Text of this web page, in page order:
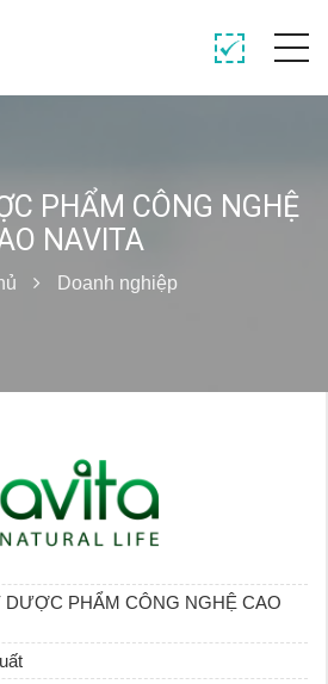
PHẨM CÔNG NGHỆ
NAVITA
Doanh nghiệp
DƯỢC PHẨM CÔNG NGHỆ CAO